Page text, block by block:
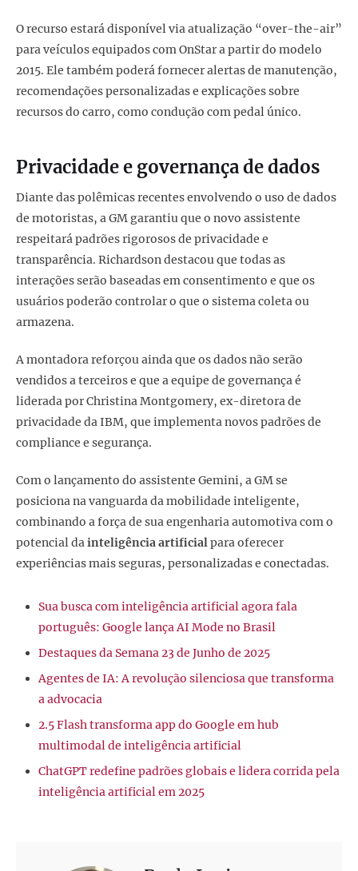
O recurso estará disponível via atualização “over-the-air”
para veículos equipados com OnStar a partir do modelo
2015. Ele também poderá fornecer alertas de manutenção,
recomendações personalizadas e explicações sobre
recursos do carro, como condução com pedal único.
Privacidade e governança de dados
Diante das polêmicas recentes envolvendo o uso de dados
de motoristas, a GM garantiu que o novo assistente
respeitará padrões rigorosos de privacidade e
transparência. Richardson destacou que todas as
interações serão baseadas em consentimento e que os
usuários poderão controlar o que o sistema coleta ou
armazena.
A montadora reforçou ainda que os dados não serão
vendidos a terceiros e que a equipe de governança é
liderada por Christina Montgomery, ex-diretora de
privacidade da IBM, que implementa novos padrões de
compliance e segurança.
Com o lançamento do assistente Gemini, a GM se
posiciona na vanguarda da mobilidade inteligente,
combinando a força de sua engenharia automotiva com o
potencial dainteligência artificialpara oferecer
experiências mais seguras, personalizadas e conectadas.
Sua busca com inteligência artificial agora fala
português: Google lança AI Mode no Brasil
Destaques da Semana 23 de Junho de 2025
Agentes de IA: A revolução silenciosa que transforma
a advocacia
2.5 Flash transforma app do Google em hub
multimodal de inteligência artificial
ChatGPT redefine padrões globais e lidera corrida pela
inteligência artificial em 2025